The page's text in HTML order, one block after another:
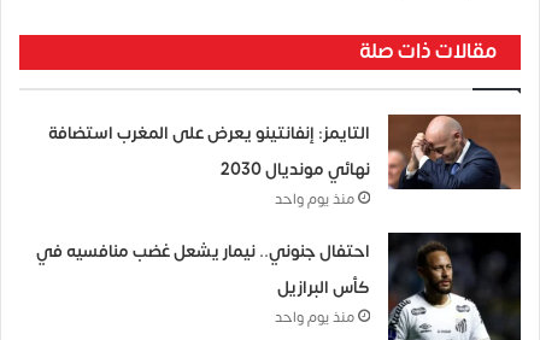
مقالات ذات صلة
التايمز: إنفانتينو يعرض على المغرب استضافة
نهائي مونديال 2030
منذ يوم واحد
احتفال جنوني.. نيمار يشعل غضب منافسيه في
كأس البرازيل
منذ يوم واحد